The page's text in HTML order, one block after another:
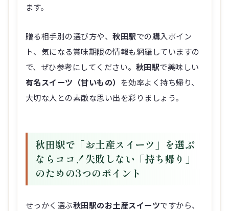
ます。
贈る相手別の選び方や、秋田駅での購入ポイン
ト、気になる賞味期限の情報も網羅していますの
で、ぜひ参考にしてください。 秋田駅で美味しい
有名スイーツ（甘いもの） を効率よく持ち帰り、
大切な人との素敵な思い出を彩りましょう。
秋田駅で「お土産スイーツ」を選ぶ
ならココ！失敗しない「持ち帰り」
のための3つのポイント
せっかく選ぶ秋田駅のお土産スイーツですから、